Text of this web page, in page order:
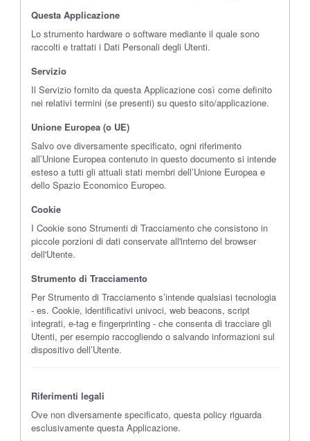
Questa Applicazione
Lo strumento hardware o software mediante il quale sono
raccolti e trattati i Dati Personali degli Utenti.
Servizio
Il Servizio fornito da questa Applicazione così come definito
nei relativi termini (se presenti) su questo sito/applicazione.
Unione Europea (o UE)
Salvo ove diversamente specificato, ogni riferimento
all’Unione Europea contenuto in questo documento si intende
esteso a tutti gli attuali stati membri dell’Unione Europea e
dello Spazio Economico Europeo.
Cookie
I Cookie sono Strumenti di Tracciamento che consistono in
piccole porzioni di dati conservate all'interno del browser
dell'Utente.
Strumento di Tracciamento
Per Strumento di Tracciamento s’intende qualsiasi tecnologia
- es. Cookie, identificativi univoci, web beacons, script
integrati, e-tag e fingerprinting - che consenta di tracciare gli
Utenti, per esempio raccogliendo o salvando informazioni sul
dispositivo dell’Utente.
Riferimenti legali
Ove non diversamente specificato, questa policy riguarda
esclusivamente questa Applicazione.